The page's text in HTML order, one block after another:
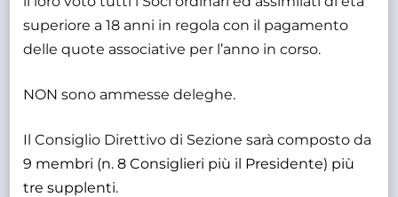
superiore a 18 anni in regola con il pagamento
delle quote associative per l’anno in corso.
NON sono ammesse deleghe.
Il Consiglio Direttivo di Sezione sarà composto da
9 membri (n. 8 Consiglieri più il Presidente) più
tre supplenti.